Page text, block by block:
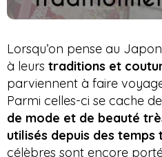
Lorsqu’on pense au
à leurs traditions et
parviennent à faire
Parmi celles-ci se cache
de mode et de beauté
utilisés depuis des temps
célèbres sont encore